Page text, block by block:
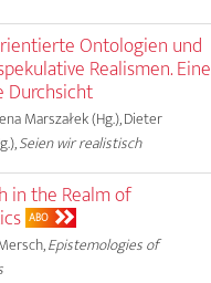
Ontologien und
Realismen. Eine
Durchsicht
Marszałek (Hg.), Dieter
Seien wir realistisch
in the Realm of
ABO
Epistemologies of